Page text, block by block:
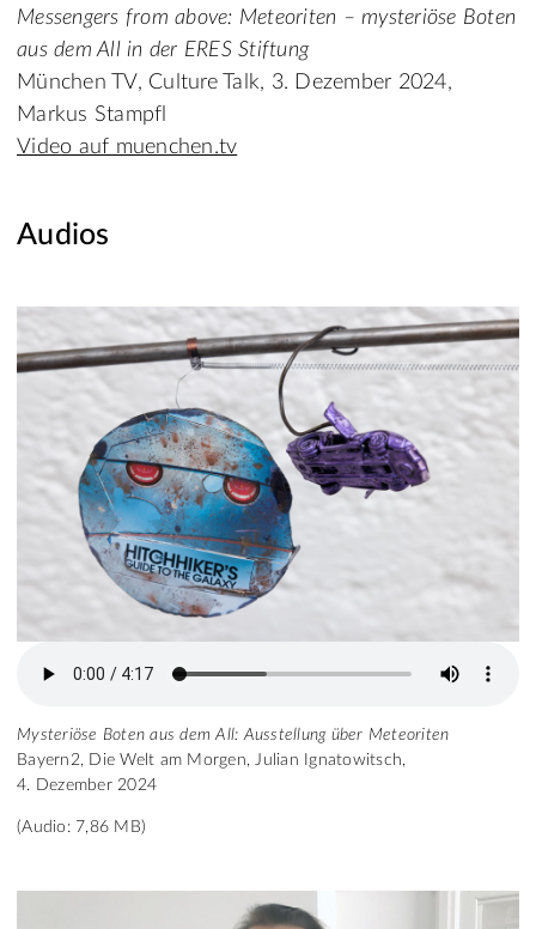
Messengers from above: Meteoriten – mysteriöse Boten
aus dem All in der ERES Stiftung
München TV, Culture Talk, 3. Dezember 2024,
Markus Stampfl
Video auf muenchen.tv
Audios
Mysteriöse Boten aus dem All: Ausstellung über Meteoriten
Bayern2, Die Welt am Morgen, Julian Ignatowitsch,
4. Dezember 2024
(Audio: 7,86 MB)